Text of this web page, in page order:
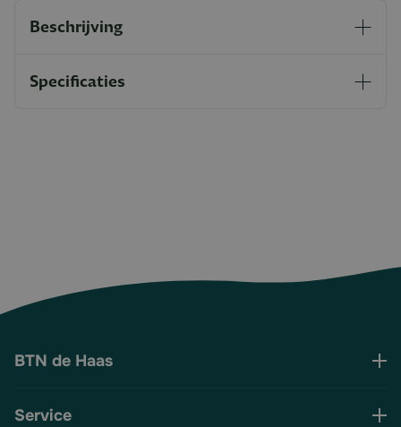
Beschrijving
Specificaties
BTN de Haas
Service